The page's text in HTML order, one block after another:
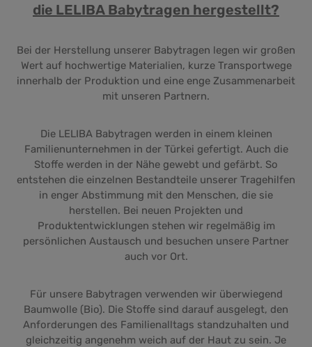
die LELIBA Babytragen hergestellt?
Bei der Herstellung unserer Babytragen legen wir großen
Wert auf hochwertige Materialien, kurze Transportwege
innerhalb der Produktion und eine enge Zusammenarbeit
mit unseren Partnern.
Die LELIBA Babytragen werden in einem kleinen
Familienunternehmen in der Türkei gefertigt. Auch die
Stoffe werden in der Nähe gewebt und gefärbt. So
entstehen die einzelnen Bestandteile unserer Tragehilfen
in enger Abstimmung mit den Menschen, die sie
herstellen. Bei neuen Projekten und
Produktentwicklungen stehen wir regelmäßig im
persönlichen Austausch und besuchen unsere Partner
auch vor Ort.
Für unsere Babytragen verwenden wir überwiegend
Baumwolle (Bio). Die Stoffe sind darauf ausgelegt, den
Anforderungen des Familienalltags standzuhalten und
gleichzeitig angenehm weich auf der Haut zu sein. Je